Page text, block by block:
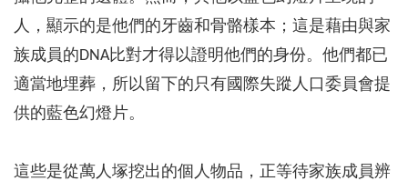
人，顯示的是他們的牙齒和骨骼樣本；這是藉由與家
族成員的DNA比對才得以證明他們的身份。他們都已
適當地埋葬，所以留下的只有國際失蹤人口委員會提
供的藍色幻燈片。
這些是從萬人塚挖出的個人物品，正等待家族成員辨